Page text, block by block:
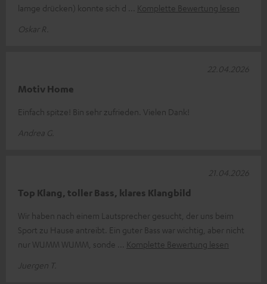
lamge drücken) konnte sich d
Komplette Bewertung lesen
Oskar R.
Motiv Home
Einfach spitze! Bin sehr zufrieden. Vielen Dank!
Andrea G.
22.04.2026
Top Klang, toller Bass, klares Klangbild
Wir haben nach einem Lautsprecher gesucht, der uns beim
Sport zu Hause antreibt. Ein guter Bass war wichtig, aber nicht
nur WUMM WUMM, sonde
Komplette Bewertung lesen
Juergen T.
21.04.2026